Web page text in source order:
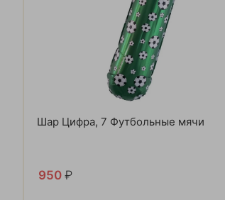
Шар Цифра, 7 Футбольные мячи
950 ₽